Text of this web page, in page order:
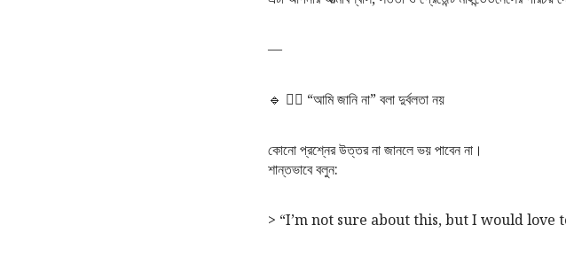
—
🔹 ৪️⃣ “আমি জানি না” বলা দুর্বলতা নয়
কোনো প্রশ্নের উত্তর না জানলে ভয় পাবেন না।
শান্তভাবে বলুন:
> “I’m not sure about this, but I would love